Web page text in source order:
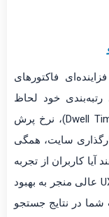
فاکتورهای
رتبه‌بندی خود لحاظ
می‌کنند. زمان ماندگاری کاربر در سایت (Dwell Time)، نرخ پرش
سایت، همگی
کاربران از تجربه
خود در سایت شما رضایت دارند یا خیر. یک UX عالی منجر به بهبود
شما در نتایج جستجو